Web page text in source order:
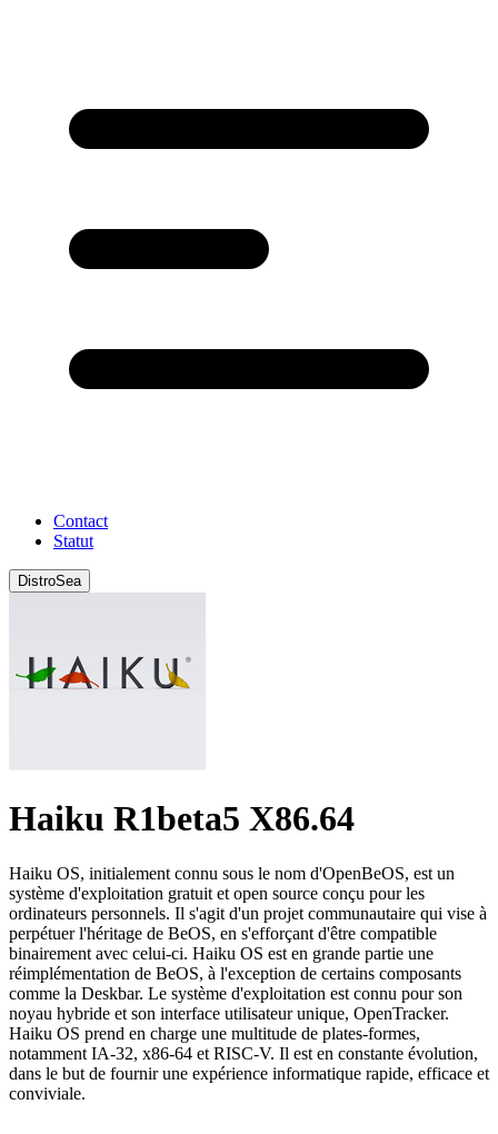
Contact
Statut
DistroSea
Haiku R1beta5 X86.64
Haiku OS, initialement connu sous le nom d'OpenBeOS, est un
système d'exploitation gratuit et open source conçu pour les
ordinateurs personnels. Il s'agit d'un projet communautaire qui vise à
perpétuer l'héritage de BeOS, en s'efforçant d'être compatible
binairement avec celui-ci. Haiku OS est en grande partie une
réimplémentation de BeOS, à l'exception de certains composants
comme la Deskbar. Le système d'exploitation est connu pour son
noyau hybride et son interface utilisateur unique, OpenTracker.
Haiku OS prend en charge une multitude de plates-formes,
notamment IA-32, x86-64 et RISC-V. Il est en constante évolution,
dans le but de fournir une expérience informatique rapide, efficace et
conviviale.